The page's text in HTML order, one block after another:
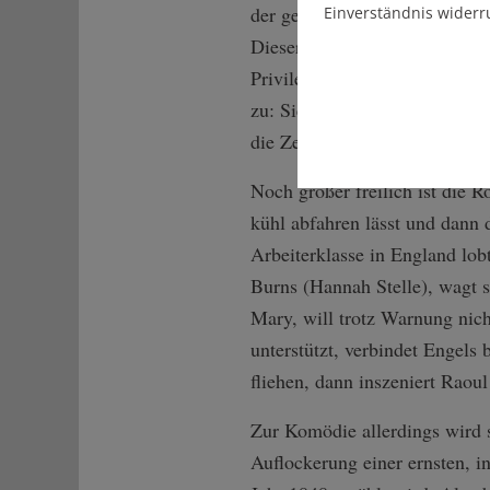
der gern eine Flasche
Dieser Jenny, die aus
Privilegien verzichtet, kommt
zu: Sie spornt ihren Mann
die Zeiten und Umstände eben
Noch größer freilich ist die
kühl abfahren lässt und dann
Arbeiterklasse in England
Burns (Hannah Stelle), wagt
Mary, will trotz Warnung
unterstützt, verbindet Engels
fliehen, dann inszeniert
Zur Komödie allerdings wird
Auflockerung einer ernsten,
Einverständnis